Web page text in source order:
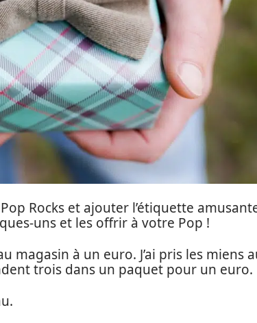
Rocks et ajouter l’étiquette
uns et les offrir à votre Pop !
magasin à un euro. J’ai pris les miens
trois dans un paquet pour un euro.